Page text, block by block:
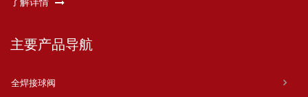
主要产品导航
全焊接球阀